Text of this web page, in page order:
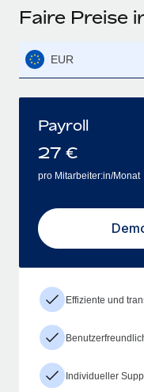
Faire Preise
EUR
Payroll
27 €
pro Mitarbeiter:in/Monat
Effiziente und
Individueller